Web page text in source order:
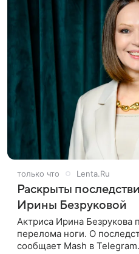
только что Lenta.Ru
Раскрыты
Ирины Безруковой
Актриса Ирина Безрукова
перелома ноги. О
сообщает Mash в